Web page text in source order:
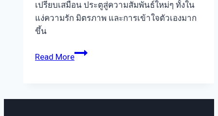
เปรียบเสมือน ประตูสู่ความสัมพันธ์ใหม่ๆ ทั้งใน
แง่ความรัก มิตรภาพ และการเข้าใจตัวเองมาก
ขึ้น
Read Moreแอ